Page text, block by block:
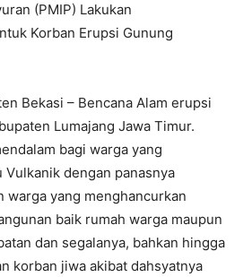
(PMIP) Lakukan
Korban Erupsi Gunung
Bekasi – Bencana Alam erupsi
Lumajang Jawa Timur.
bagi warga yang
dengan panasnya
warga yang menghancurkan
baik rumah warga maupun
dan segalanya, bahkan hingga
korban jiwa akibat dahsyatnya